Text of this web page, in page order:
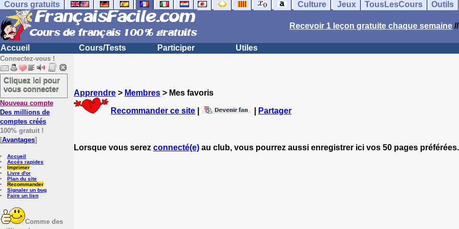
Cours gratuits Culture Jeux TousLesCours Outils
Recevoir 1 leçon gratuite chaque semaine
Accueil Cours/Tests Participer Utiles
Connectez-vous !
Cliquez ici pour
vous connecter
Nouveau compte
Des millions de
comptes créés
100% gratuit !
[Avantages]
Accueil
Accès rapides
Imprimer
Livre d'or
Plan du site
Recommander
Signaler un bug
Faire un lien
Comme des
Apprendre > Membres > Mes favoris
Recommander ce site Partager
Lorsque vous serez connecté(e) au club, vous pourrez aussi enregistrer ici vos 50 pages préférées.